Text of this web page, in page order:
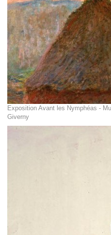
Exposition Avant les Nymphéas -
Giverny